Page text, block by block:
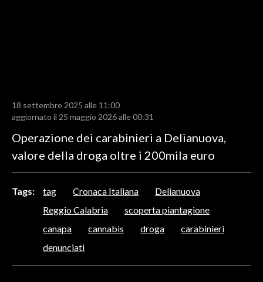
RISULTATI E CLASSIFICHE
CALCIO REGIONALE
BASKET
MOTORI
ALTRI SPORT
18 settembre 2025 alle 11:00
aggiornato il 25 maggio 2026 alle 00:31
Operazione dei carabinieri a Delianuova,
valore della droga oltre i 200mila euro
Tags: tag Cronaca Italiana
Delianuova
Reggio Calabria
scoperta piantagione
canapa
cannabis droga
carabinieri
denunciati